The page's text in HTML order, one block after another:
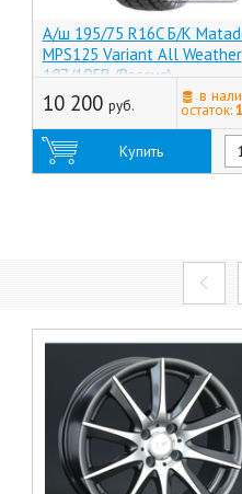
А/ш 195/75 R16C Б/К
MPS125 Variant All Weather
107/105R (Россия)
10 200 руб.
в
остаток:1
Купить